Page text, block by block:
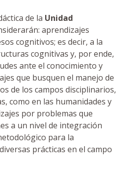
de la Unidad
aprendizajes
cognitivos; es decir, a la
cognitivas y, por ende,
ante el conocimiento y
que busquen el manejo de
de los campos disciplinarios,
como en las humanidades y
por problemas que
a un nivel de integración
para la
prácticas en el campo